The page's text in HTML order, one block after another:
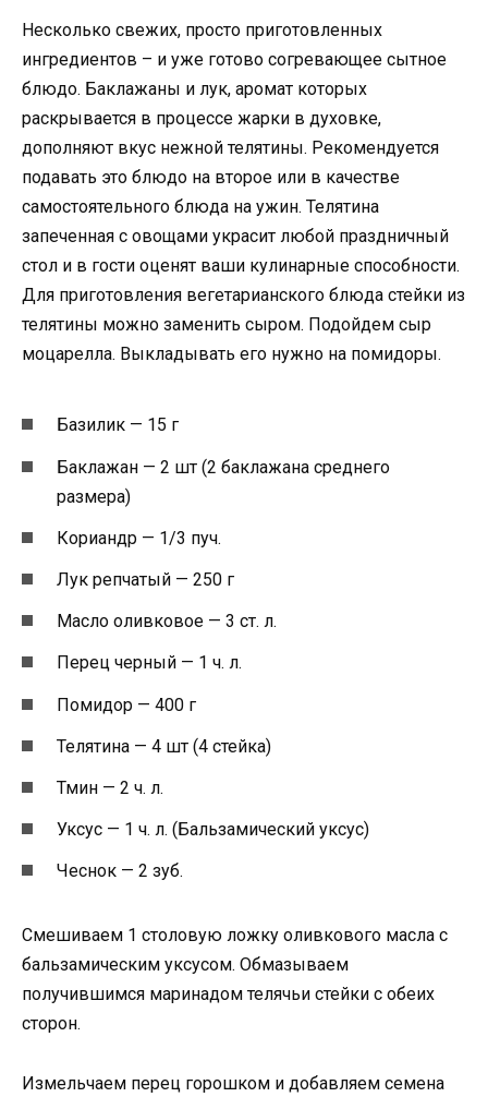
Несколько свежих, просто приготовленных
ингредиентов – и уже готово согревающее сытное
блюдо. Баклажаны и лук, аромат которых
раскрывается в процессе жарки в духовке,
дополняют вкус нежной телятины. Рекомендуется
подавать это блюдо на второе или в качестве
самостоятельного блюда на ужин. Телятина
запеченная с овощами украсит любой праздничный
стол и в гости оценят ваши кулинарные способности.
Для приготовления вегетарианского блюда стейки из
телятины можно заменить сыром. Подойдем сыр
моцарелла. Выкладывать его нужно на помидоры.
Базилик — 15 г
Баклажан — 2 шт (2 баклажана среднего
размера)
Кориандр — 1/3 пуч.
Лук репчатый — 250 г
Масло оливковое — 3 ст. л.
Перец черный — 1 ч. л.
Помидор — 400 г
Телятина — 4 шт (4 стейка)
Тмин — 2 ч. л.
Уксус — 1 ч. л. (Бальзамический уксус)
Чеснок — 2 зуб.
Смешиваем 1 столовую ложку оливкового масла с
бальзамическим уксусом. Обмазываем
получившимся маринадом телячьи стейки с обеих
сторон.
Измельчаем перец горошком и добавляем семена